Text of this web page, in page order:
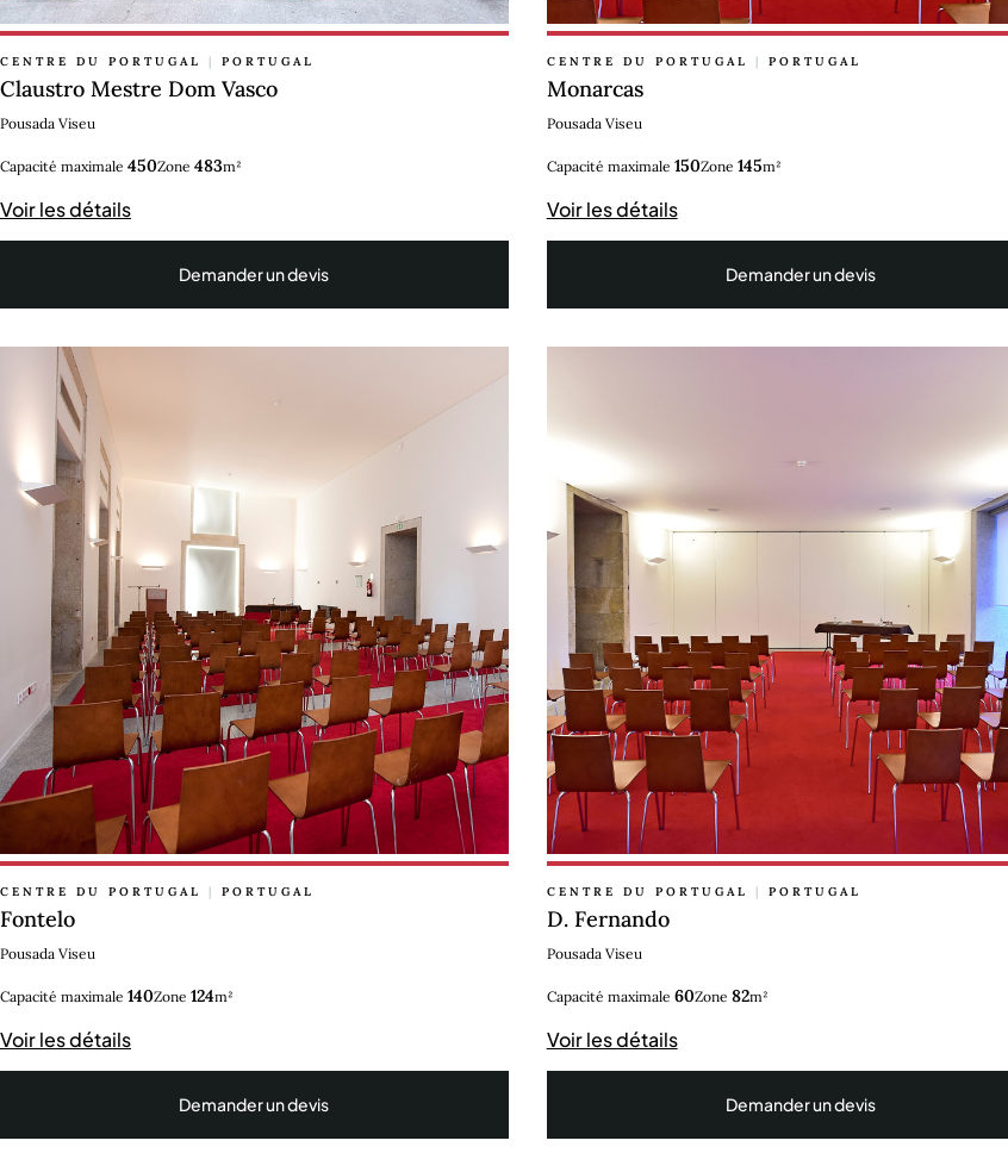
CENTRE DU PORTUGAL | PORTUGAL
Claustro Mestre Dom Vasco
Pousada Viseu
Capacité maximale 450Zone 483m²
Voir les détails
Demander un devis
CENTRE DU PORTUGAL | PORTUGAL
Monarcas
Pousada Viseu
Capacité maximale 150Zone 145m²
Voir les détails
Demander un devis
CENTRE DU PORTUGAL | PORTUGAL
Fontelo
Pousada Viseu
Capacité maximale 140Zone 124m²
Voir les détails
Demander un devis
CENTRE DU PORTUGAL | PORTUGAL
D. Fernando
Pousada Viseu
Capacité maximale 60Zone 82m²
Voir les détails
Demander un devis